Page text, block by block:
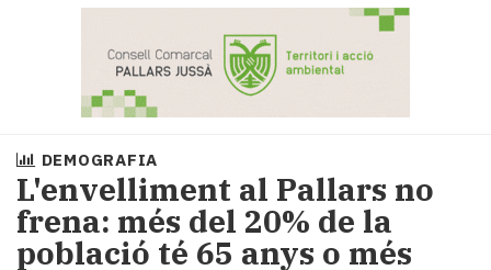
Societat
Política
i
municipis
Economia
DEMOGRAFIA
L'envelliment al Pallars no
frena: més del 20% de la
població té 65 anys o més